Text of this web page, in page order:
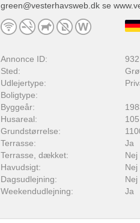
green@vesterhavsweb.dk se
Annonce ID:
932
Sted:
Udlejertype:
Boligtype:
Byggeår:
Husareal:
105
Grundstørrelse:
Terrasse:
Ja
Terrasse, dækket:
Nej
Havudsigt:
Nej
Dagsudlejning:
Nej
Weekendudlejning:
Ja